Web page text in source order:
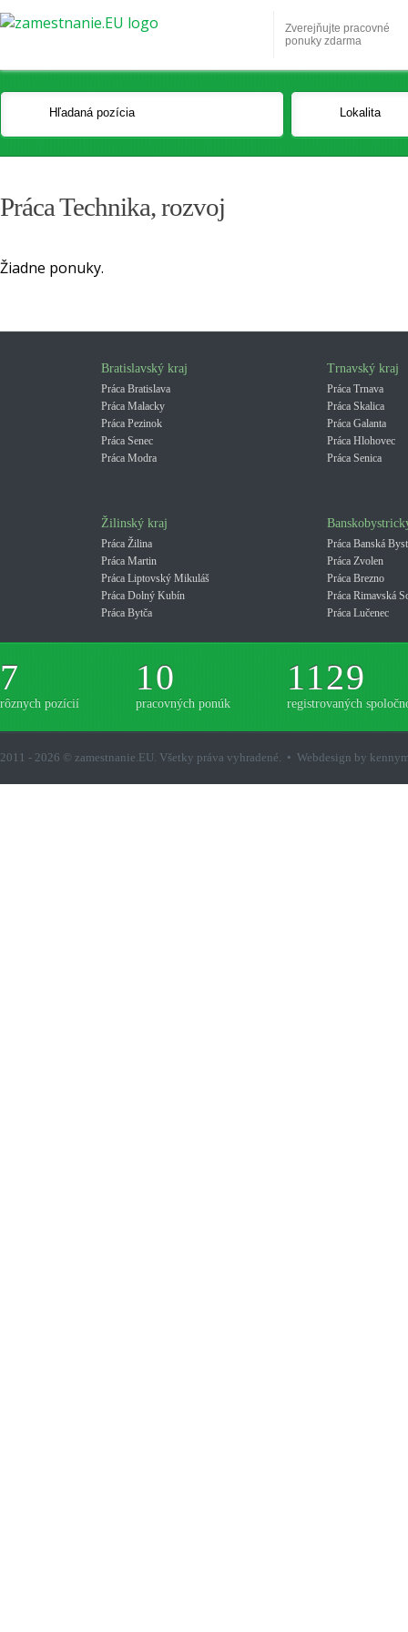
Zverejňujte pracovné
ponuky zdarma
Práca Technika, rozvoj
Žiadne ponuky.
Bratislavský kraj
Práca Bratislava
Práca Malacky
Práca Pezinok
Práca Senec
Práca Modra
Trnavský kraj
Práca Trnava
Práca Skalica
Práca Galanta
Práca Hlohovec
Práca Senica
Žilinský kraj
Práca Žilina
Práca Martin
Práca Liptovský Mikuláš
Práca Dolný Kubín
Práca Bytča
Práca Banská
Práca Zvolen
Práca Brezno
Práca Rimavská
Práca Lučenec
7
rôznych pozícií
10
pracovných ponúk
1129
registrovaných
2011 - 2026 © zamestnanie.EU. Všetky práva vyhradené. • Webdesign by